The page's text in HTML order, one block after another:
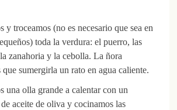
y troceamos (no es necesario que sea en
toda la verdura: el puerro, las
zanahoria y la cebolla. La ñora
que sumergirla un rato en agua caliente.
una olla grande a calentar con un
aceite de oliva y cocinamos las